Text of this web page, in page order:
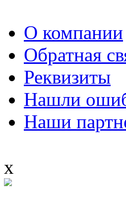
О компании
Обратная
Реквизиты
Нашли
Наши
x